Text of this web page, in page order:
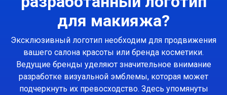
для макияжа?
Эксклюзивный логотип необходим для продвижения
вашего салона красоты или бренда косметики.
Ведущие бренды уделяют значительное внимание
разработке визуальной эмблемы, которая может
подчеркнуть их превосходство. Здесь упомянуты